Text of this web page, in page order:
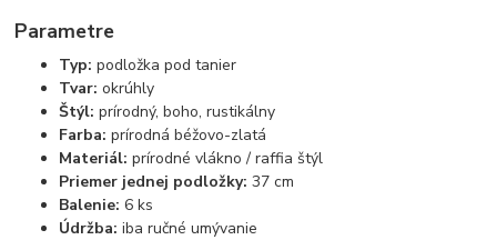
Parametre
Typ: podložka pod tanier
Tvar: okrúhly
Štýl: prírodný, boho, rustikálny
Farba: prírodná béžovo-zlatá
Materiál: prírodné vlákno / raffia štýl
Priemer jednej podložky: 37 cm
Balenie: 6 ks
Údržba: iba ručné umývanie